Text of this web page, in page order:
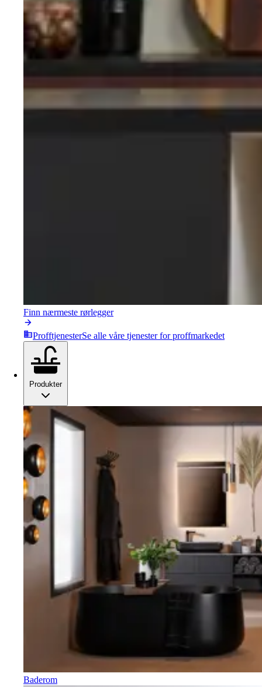
Finn nærmeste rørlegger
ProfftjenesterSe alle våre tjenester for proffmarkedet
Produkter
Baderom